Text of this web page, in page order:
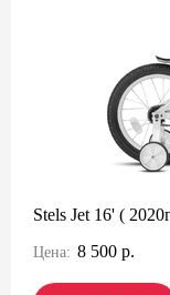
Stels Jet 16' (
Цена: 8 500 р.